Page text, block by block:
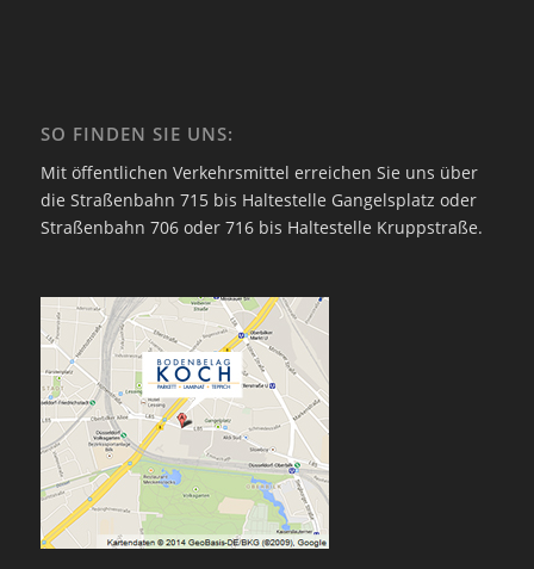
SO FINDEN SIE UNS:
Mit öffentlichen Verkehrsmittel erreichen Sie uns über
die Straßenbahn 715 bis Haltestelle Gangelsplatz oder
Straßenbahn 706 oder 716 bis Haltestelle Kruppstraße.